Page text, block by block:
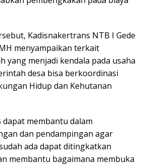
Kadisnakertrans NTB I Gede
menyampaikan terkait
yang menjadi kendala pada usaha
desa bisa berkoordinasi
Hidup dan Kehutanan
membantu dalam
dan pendampingan agar
ada dapat ditingkatkan
membantu bagaimana membuka